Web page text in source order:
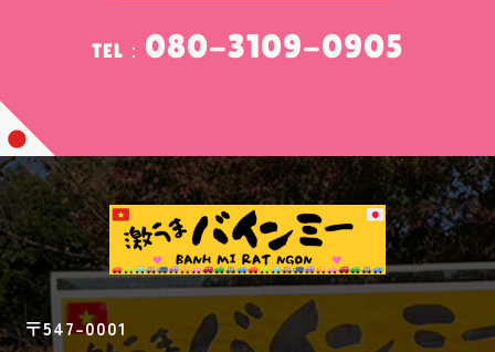
TEL： 080-3109-0905
〒547-0001